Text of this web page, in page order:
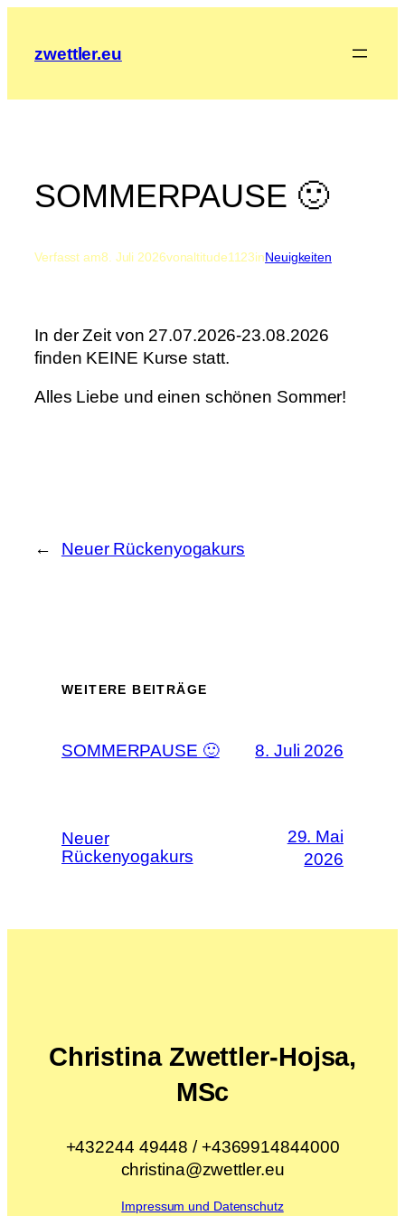
springen
zwettler.eu
SOMMERPAUSE 🙂
Verfasst am8. Juli 2026vonaltitude1123inNeuigkeiten
In der Zeit von 27.07.2026-23.08.2026
finden KEINE Kurse statt.
Alles Liebe und einen schönen Sommer!
← Neuer Rückenyogakurs
WEITERE BEITRÄGE
SOMMERPAUSE 🙂 8. Juli 2026
Neuer
Rückenyogakurs
29. Mai
2026
Christina Zwettler-Hojsa,
MSc
+432244 49448 / +4369914844000
christina@zwettler.eu
Impressum und Datenschutz